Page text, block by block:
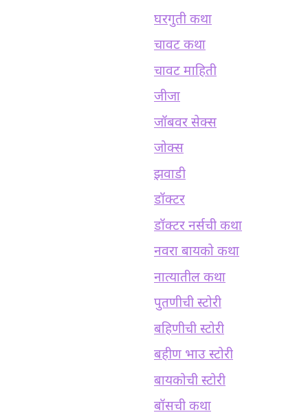
घरगुती कथा
चावट कथा
चावट माहिती
जीजा
जॉबवर सेक्स
जोक्स
झवाडी
डॉक्टर
डॉक्टर नर्सची कथा
नवरा बायको कथा
नात्यातील कथा
पुतणीची स्टोरी
बहिणीची स्टोरी
बहीण भाउ स्टोरी
बायकोची स्टोरी
बॉसची कथा